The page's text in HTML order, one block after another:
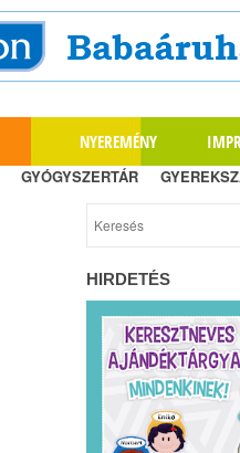
NYEREMÉNY
GYÓGYSZERTÁR
HIRDETÉS